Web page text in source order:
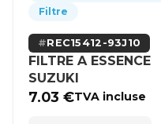
Filtre
REC15412-93J10
FILTRE A ESSENCE
SUZUKI
7.03€TVA incluse